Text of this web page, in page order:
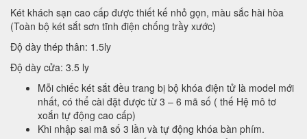
Két khách sạn cao cấp được thiết kế nhỏ gọn, màu sắc hài hòa
(Toàn bộ két sắt sơn tĩnh điện chống trầy xước)
Độ dày thép thân: 1.5ly
Độ dày cửa: 3.5 ly
Mỗi chiếc két sắt đều trang bị bộ khóa điện tử là model mới
nhất, có thể cài đặt được từ 3 – 6 mã số ( thế Hệ mô tơ
xoắn tự động cao cấp)
Khi nhập sai mã số 3 lần và tự động khóa bàn phím.